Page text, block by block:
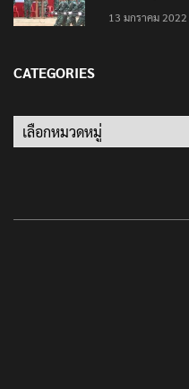
13 มกราคม 2022
CATEGORIES